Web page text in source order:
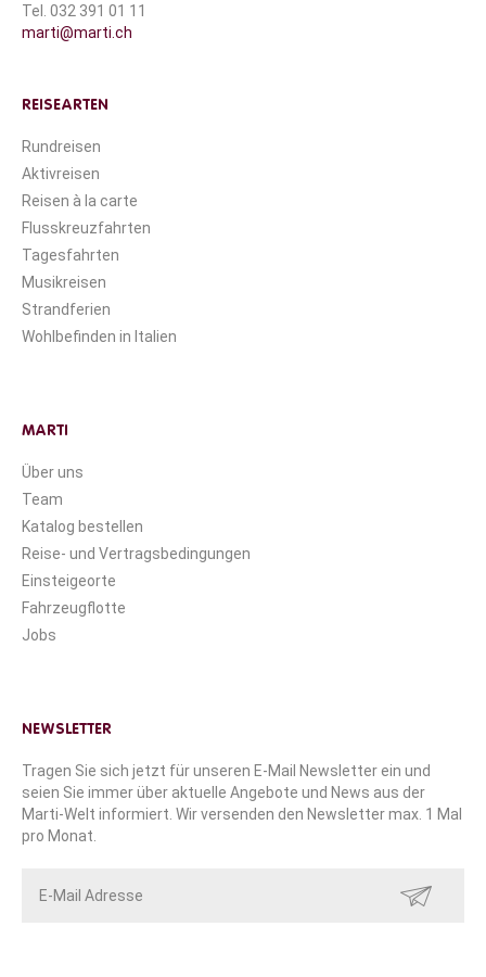
Tel. 032 391 01 11
marti@marti.ch
REISEARTEN
Rundreisen
Aktivreisen
Reisen à la carte
Flusskreuzfahrten
Tagesfahrten
Musikreisen
Strandferien
Wohlbefinden in Italien
MARTI
Über uns
Team
Katalog bestellen
Reise- und Vertragsbedingungen
Einsteigeorte
Fahrzeugflotte
Jobs
NEWSLETTER
Tragen Sie sich jetzt für unseren E-Mail Newsletter ein und
seien Sie immer über aktuelle Angebote und News aus der
Marti-Welt informiert. Wir versenden den Newsletter max. 1 Mal
pro Monat.
SENDEN